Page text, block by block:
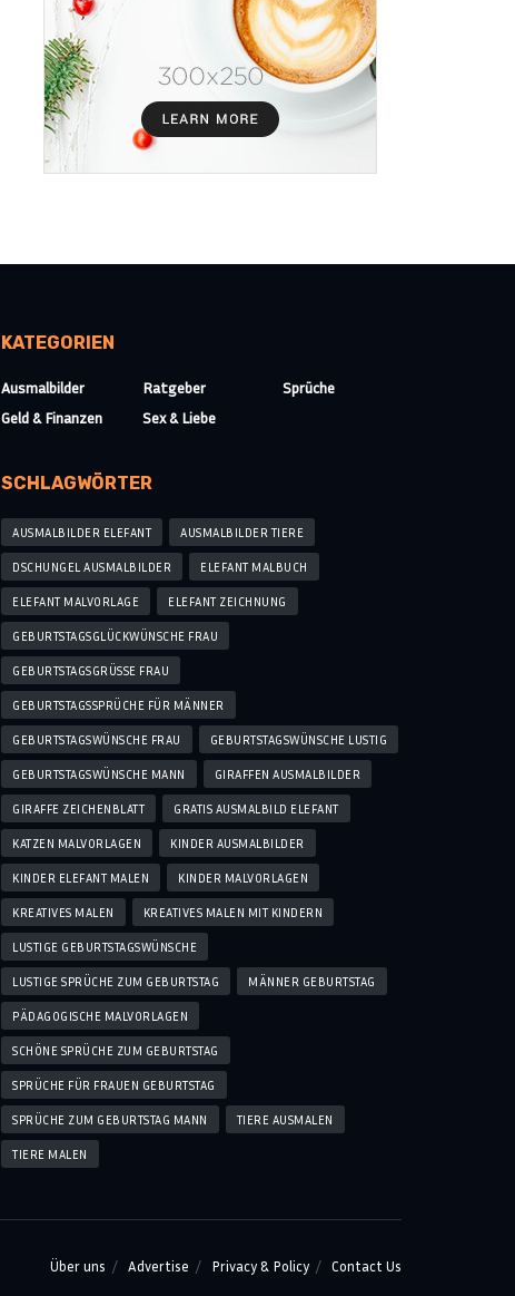
KATEGORIEN
Ausmalbilder
Geld & Finanzen
Ratgeber
Sex & Liebe
Sprüche
SCHLAGWÖRTER
AUSMALBILDER ELEFANT AUSMALBILDER TIERE
DSCHUNGEL AUSMALBILDER ELEFANT MALBUCH
ELEFANT MALVORLAGE ELEFANT ZEICHNUNG
GEBURTSTAGSGLÜCKWÜNSCHE FRAU
GEBURTSTAGSGRÜSSE FRAU
GEBURTSTAGSSPRÜCHE FÜR MÄNNER
GEBURTSTAGSWÜNSCHE FRAU GEBURTSTAGSWÜNSCHE LUSTIG
GEBURTSTAGSWÜNSCHE MANN GIRAFFEN AUSMALBILDER
GIRAFFE ZEICHENBLATT GRATIS AUSMALBILD ELEFANT
KATZEN MALVORLAGEN KINDER AUSMALBILDER
KINDER ELEFANT MALEN KINDER MALVORLAGEN
KREATIVES MALEN KREATIVES MALEN MIT KINDERN
LUSTIGE GEBURTSTAGSWÜNSCHE
LUSTIGE SPRÜCHE ZUM GEBURTSTAG MÄNNER GEBURTSTAG
PÄDAGOGISCHE MALVORLAGEN
SCHÖNE SPRÜCHE ZUM GEBURTSTAG
SPRÜCHE FÜR FRAUEN GEBURTSTAG
SPRÜCHE ZUM GEBURTSTAG MANN TIERE AUSMALEN
TIERE MALEN
Über uns Advertise Privacy & Policy Contact Us